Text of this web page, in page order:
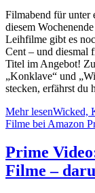
Filmabend für unter
diesem
Leihfilme gibt es
Cent – und diesmal
Titel im Angebot!
„Konklave“ und
stecken, erfährst du
Mehr lesenWicked,
Filme bei Amazon
Prime
Filme –